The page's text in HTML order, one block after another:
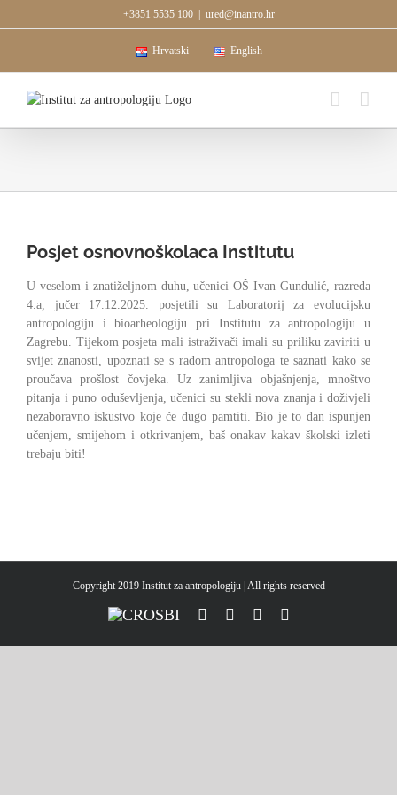
to
+3851 5535 100 ured@inantro.hr
Hrvatski English
Posjet osnovnoškolaca Institutu
U veselom i znatiželjnom duhu, učenici OŠ Ivan Gundulić, razreda
4.a, jučer 17.12.2025. posjetili su Laboratorij za evolucijsku
antropologiju i bioarheologiju pri Institutu za antropologiju u
Zagrebu. Tijekom posjeta mali istraživači imali su priliku zaviriti u
svijet znanosti, upoznati se s radom antropologa te saznati kako se
proučava prošlost čovjeka. Uz zanimljiva objašnjenja, mnoštvo
pitanja i puno oduševljenja, učenici su stekli nova znanja i doživjeli
nezaboravno iskustvo koje će dugo pamtiti. Bio je to dan ispunjen
učenjem, smijehom i otkrivanjem, baš onakav kakav školski izleti
trebaju biti!
Copyright 2019 Institut za antropologiju | All rights reserved
CROSBI FacebookLinkedIn